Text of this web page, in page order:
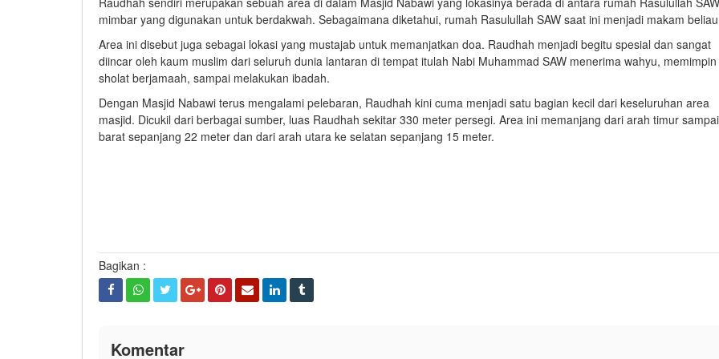
mimbar yang digunakan untuk berdakwah. Sebagaimana diketahui, rumah Rasulullah SAW saat ini menjadi makam
Area ini disebut juga sebagai lokasi yang mustajab untuk memanjatkan doa. Raudhah menjadi begitu spesial dan sangat
diincar oleh kaum muslim dari seluruh dunia lantaran di tempat itulah Nabi Muhammad SAW menerima wahyu, memimpin
sholat berjamaah, sampai melakukan ibadah.
Dengan Masjid Nabawi terus mengalami pelebaran, Raudhah kini cuma menjadi satu bagian kecil dari keseluruhan area
masjid. Dicukil dari berbagai sumber, luas Raudhah sekitar 330 meter persegi. Area ini memanjang dari arah timur sampai
barat sepanjang 22 meter dan dari arah utara ke selatan sepanjang 15 meter.
Bagikan :
Komentar